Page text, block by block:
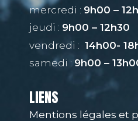
mercredi : 9h00 –
jeudi : 9h00 – 12h30
vendredi : 14h00-
samedi : 9h00 –
LIENS
Mentions légales et